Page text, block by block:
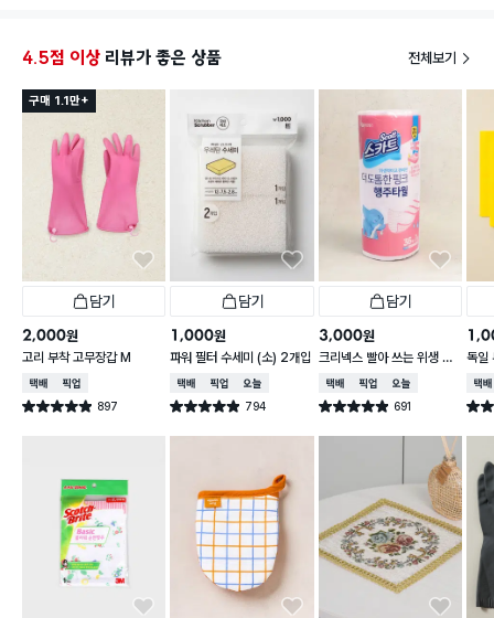
4.5점 이상 리뷰가 좋은 상품 전체보기
구매 1.1만+
담기
2,000원
고리 부착 고무장갑 M
택배배송매장픽업
별점 4.9점 897
건 작성
담기
1,000원
파워 필터 수세미 (소) 2개입
택배배송매장픽업오늘배송
별점 4.9점 794
건 작성
담기
3,000원
크리넥스 빨아 쓰는 위생 행
주 핑크 레벨5 36매
택배배송매장픽업오늘배송
별점 4.9점 691
건 작성
독일
택배
별점